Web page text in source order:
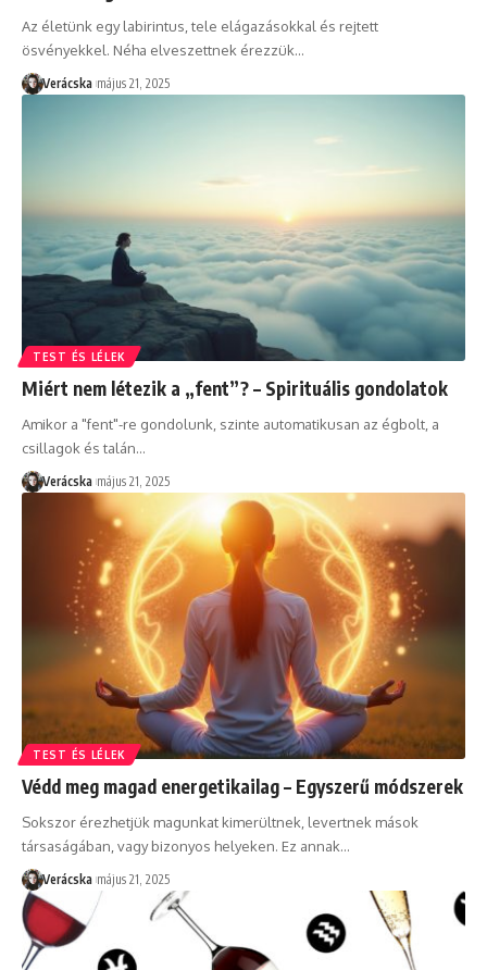
Az életünk egy labirintus, tele elágazásokkal és rejtett
ösvényekkel. Néha elveszettnek érezzük…
Verácska május 21, 2025
TEST ÉS LÉLEK
Miért nem létezik a „fent”? – Spirituális gondolatok
Amikor a "fent"-re gondolunk, szinte automatikusan az égbolt, a
csillagok és talán…
Verácska május 21, 2025
TEST ÉS LÉLEK
Védd meg magad energetikailag – Egyszerű módszerek
Sokszor érezhetjük magunkat kimerültnek, levertnek mások
társaságában, vagy bizonyos helyeken. Ez annak…
Verácska május 21, 2025